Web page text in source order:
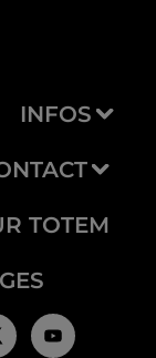
INFOS
TOTEM